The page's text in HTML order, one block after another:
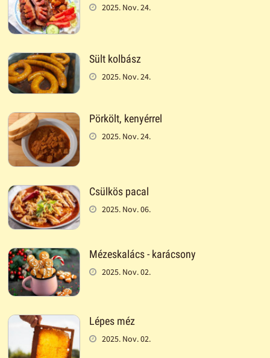
2025. Nov. 24.
Sült kolbász
2025. Nov. 24.
Pörkölt, kenyérrel
2025. Nov. 24.
Csülkös pacal
2025. Nov. 06.
Mézeskalács - karácsony
2025. Nov. 02.
Lépes méz
2025. Nov. 02.